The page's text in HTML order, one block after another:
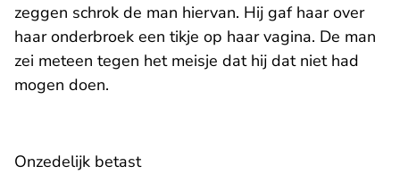
zeggen schrok de man hiervan. Hij gaf haar over
haar onderbroek een tikje op haar vagina. De man
zei meteen tegen het meisje dat hij dat niet had
mogen doen.
Onzedelijk betast